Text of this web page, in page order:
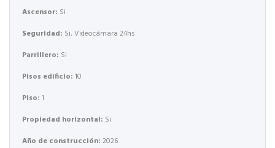
Ascensor: Si
Seguridad: Si, Videocámara 24hs
Parrillero: Si
Pisos edificio: 10
Piso: 1
Propiedad horizontal: Si
Año de construcción: 2026